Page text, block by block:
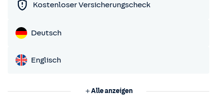
Kostenloser Versicherungscheck
Deutsch
Englisch
Alle anzeigen